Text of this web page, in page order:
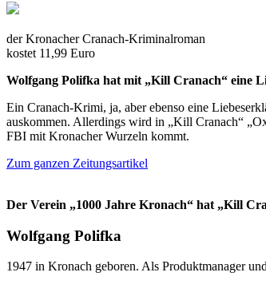
der Kronacher Cranach-Kriminalroman
kostet 11,99 Euro
Wolfgang Polifka hat mit „Kill Cranach“ eine
Ein Cranach-Krimi, ja, aber ebenso eine
auskommen. Allerdings wird in „Kill Cranach“
FBI mit Kronacher Wurzeln kommt.
Zum ganzen Zeitungsartikel
Der Verein „1000 Jahre Kronach“ hat „Kill
Wolfgang Polifka
1947 in Kronach geboren. Als Produktmanager